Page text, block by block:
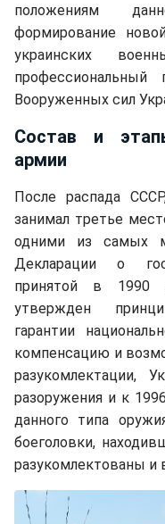
положениям
формирование
украинских
Вооруженных сил
Состав и
армии
После распада
занимал третье
одними из самых
Декларации о
принятой в 1990
утвержден
гарантии
компенсацию и
разукомлектации,
разоружения и к
данного типа
боеголовки,
разукомлектованы